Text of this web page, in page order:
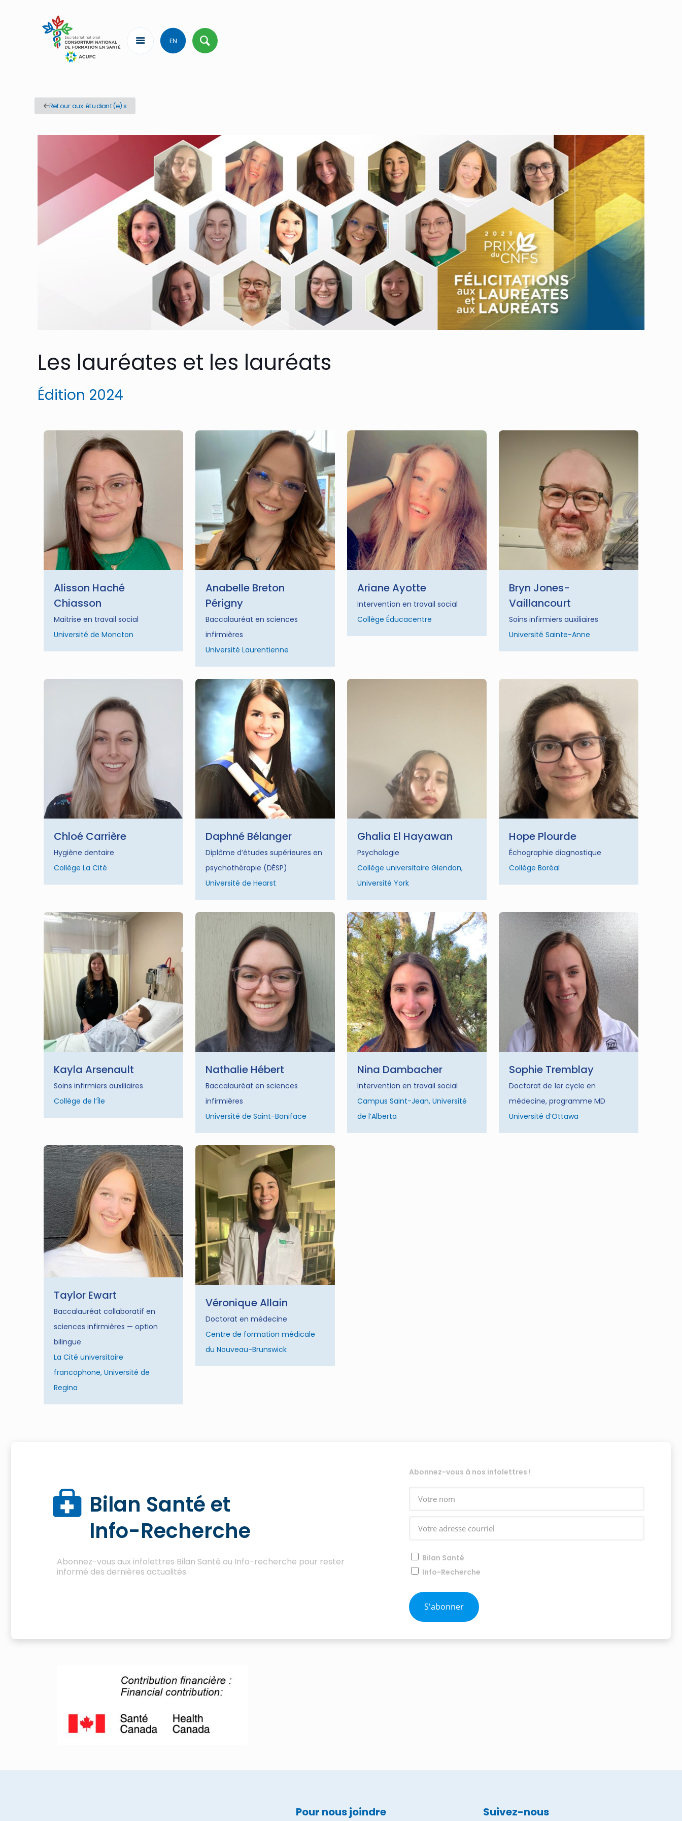
EN
Retour aux étudiant(e)s
Les lauréates et les lauréats
Édition 2024
Alisson Haché
Chiasson
Maitrise en travail social
Université de Moncton
Anabelle Breton
Périgny
Baccalauréat en sciences
infirmières
Université Laurentienne
Ariane Ayotte
Intervention en travail social
Collège Éducacentre
Bryn Jones-
Vaillancourt
Soins infirmiers auxiliaires
Université Sainte-Anne
Chloé Carrière
Hygiène dentaire
Collège La Cité
Daphné Bélanger
Diplôme d’études supérieures en
psychothérapie (DÉSP)
Université de Hearst
Ghalia El Hayawan
Psychologie
Collège universitaire Glendon,
Université York
Hope Plourde
Échographie diagnostique
Collège Boréal
Kayla Arsenault
Soins infirmiers auxiliaires
Collège de l’Île
Nathalie Hébert
Baccalauréat en sciences
infirmières
Université de Saint-Boniface
Nina Dambacher
Intervention en travail social
Campus Saint-Jean, Université
de l’Alberta
Sophie Tremblay
Doctorat de 1er cycle en
médecine, programme MD
Université d’Ottawa
Taylor Ewart
Baccalauréat collaboratif en
sciences infirmières — option
bilingue
La Cité universitaire
francophone, Université de
Regina
Véronique Allain
Doctorat en médecine
Centre de formation médicale
du Nouveau-Brunswick
Bilan Santé et
Info-Recherche
Abonnez-vous aux infolettres Bilan Santé ou Info-recherche pour rester
informé des dernières actualités.
Abonnez-vous à nos infolettres !
Bilan Santé
Info-Recherche
Pour nous joindre Suivez-nous